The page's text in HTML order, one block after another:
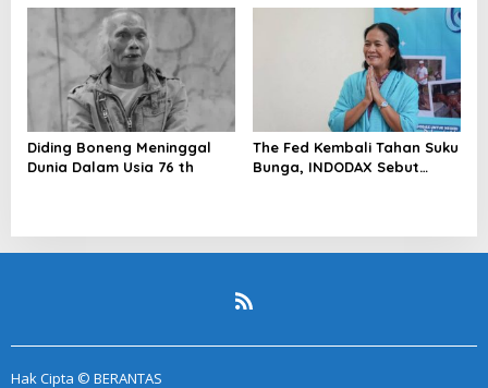
Blockchain
Diding Boneng Meninggal
Dunia Dalam Usia 76 th
The Fed Kembali Tahan Suku
Bunga, INDODAX Sebut
Hak Cipta © BERANTAS